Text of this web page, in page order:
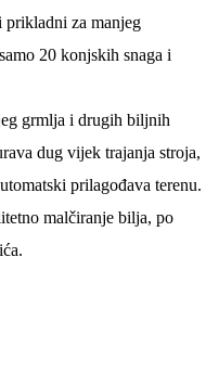
za manjeg
20 konjskih snaga i
grmlja i drugih biljnih
dug vijek trajanja stroja,
prilagođava terenu.
malčiranje bilja, po